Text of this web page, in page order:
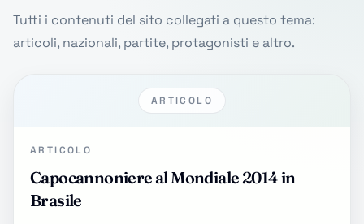
Tutti i contenuti del sito collegati a questo tema:
articoli, nazionali, partite, protagonisti e altro.
ARTICOLO
ARTICOLO
Capocannoniere al Mondiale 2014 in
Brasile